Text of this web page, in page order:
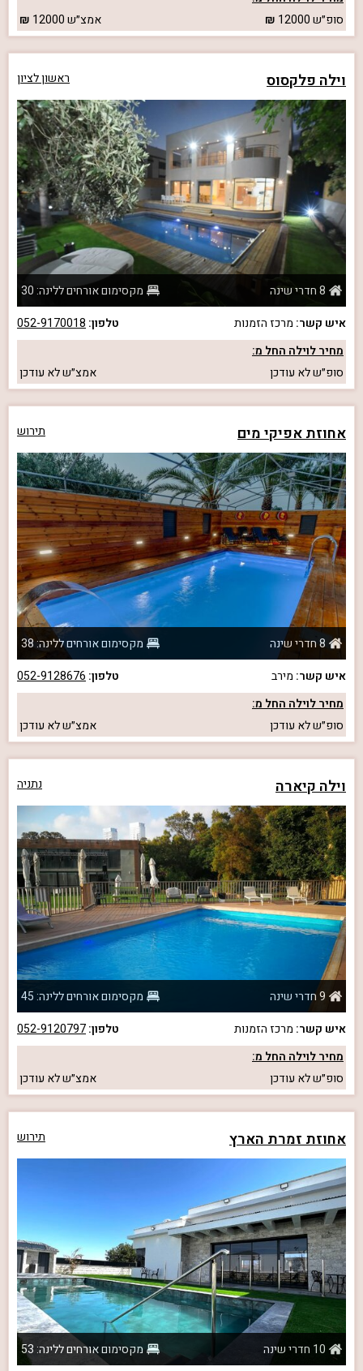
סופ״ש12000 אמצ״ש12000
וילה פלקסוס ראשון לציון
8 חדרי שינה
מקסימום אורחים ללינה: 30
איש קשר: מרכז הזמנות טלפון: 052-9170018
מחיר לוילה החל מ:
סופ״שלא עודכן אמצ״שלא עודכן
אחוזת אפיקי מים תירוש
8 חדרי שינה
מקסימום אורחים ללינה: 38
איש קשר: מירב טלפון: 052-9128676
מחיר לוילה החל מ:
סופ״שלא עודכן אמצ״שלא עודכן
וילה קיארה נתניה
9 חדרי שינה
מקסימום אורחים ללינה: 45
איש קשר: מרכז הזמנות טלפון:052-9120797
מחיר לוילה החל מ:
סופ״שלא עודכן אמצ״שלא עודכן
אחוזת זמרת הארץ תירוש
10 חדרי שינה
מקסימום אורחים ללינה: 53